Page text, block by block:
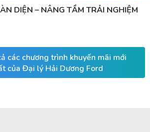
DIỆN – NÂNG TẦM TRẢI NGHIỆM
các chương trình khuyến mãi mới
của Đại lý Hải Dương Ford